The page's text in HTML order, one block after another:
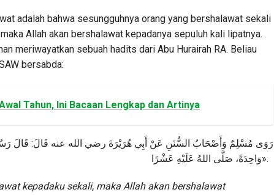
adalah bahwa sesungguhnya orang yang bershalawat sekali
Allah akan bershalawat kepadanya sepuluh kali lipatnya.
meriwayatkan sebuah hadits dari Abu Hurairah RA. Beliau
bersabda:
Tahun, Ini Bacaan Lengkap dan Artinya
رَوَى مُسْلِمٌ وَأَصْحَابُ السُّنَنِ عَنْ أَبِي هُرَيْرَةَ رضي الله عنه قَالَ: قَالَ
وَاحِدَةً، صَلَّى اللهُ عَلَيْهِ عَشْرًا ».
kepadaku sekali, maka Allah akan bershalawat